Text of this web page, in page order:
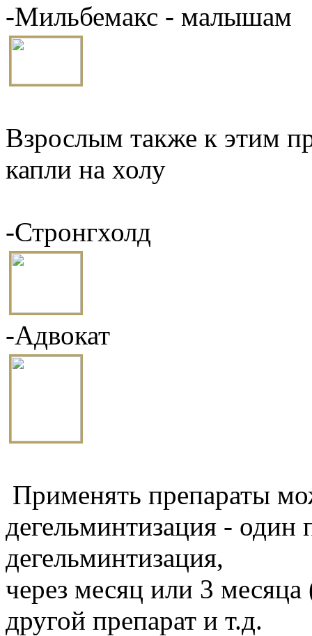
-Мильбемакс - малышам
Взрослым также к этим
капли на холу
-Стронгхолд
-Адвокат
Применять препараты
дегельминтизация - один
дегельминтизация,
через месяц или 3 месяца
другой препарат и т.д.